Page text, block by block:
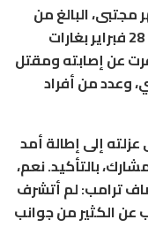
البالغ من
العمر 56 عامًا، علنًا منذ اندلاع الحرب في 28 فبراير بغارات
عن إصابته ومقتل
وعدد من أفراد
إلى إطالة أمد
بالتأكيد. نعم،
ترامب: لم أتشرف
عن الكثير من جوانب